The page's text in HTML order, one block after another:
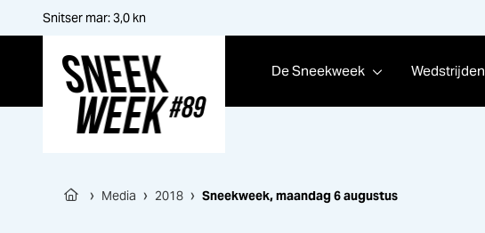
Snitser mar:3,0kn
DeSneekweek Wedstrijden
› Media › 2018 › Sneekweek, maandag 6 augustus